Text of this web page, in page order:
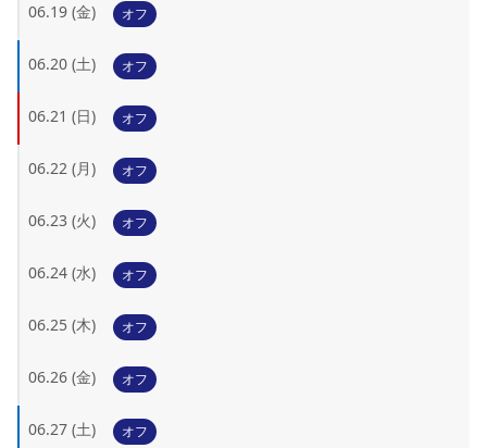
06.19 (金) オフ
06.20 (土) オフ
06.21 (日) オフ
06.22 (月) オフ
06.23 (火) オフ
06.24 (水) オフ
06.25 (木) オフ
06.26 (金) オフ
06.27 (土) オフ